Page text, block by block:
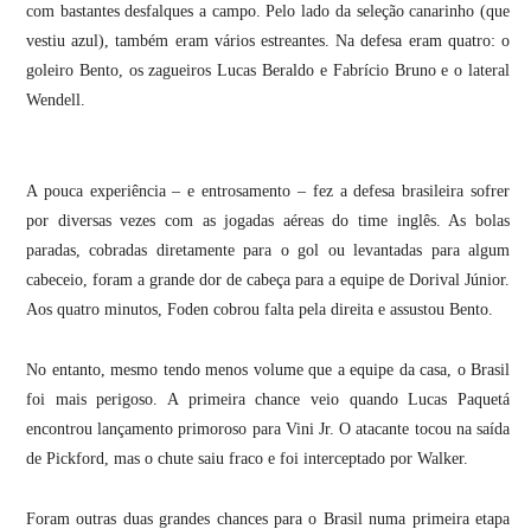
com bastantes desfalques a campo. Pelo lado da seleção canarinho (que
vestiu azul), também eram vários estreantes. Na defesa eram quatro: o
goleiro Bento, os zagueiros Lucas Beraldo e Fabrício Bruno e o lateral
Wendell.
A pouca experiência – e entrosamento – fez a defesa brasileira sofrer
por diversas vezes com as jogadas aéreas do time inglês. As bolas
paradas, cobradas diretamente para o gol ou levantadas para algum
cabeceio, foram a grande dor de cabeça para a equipe de Dorival Júnior.
Aos quatro minutos, Foden cobrou falta pela direita e assustou Bento.
No entanto, mesmo tendo menos volume que a equipe da casa, o Brasil
foi mais perigoso. A primeira chance veio quando Lucas Paquetá
encontrou lançamento primoroso para Vini Jr. O atacante tocou na saída
de Pickford, mas o chute saiu fraco e foi interceptado por Walker.
Foram outras duas grandes chances para o Brasil numa primeira etapa